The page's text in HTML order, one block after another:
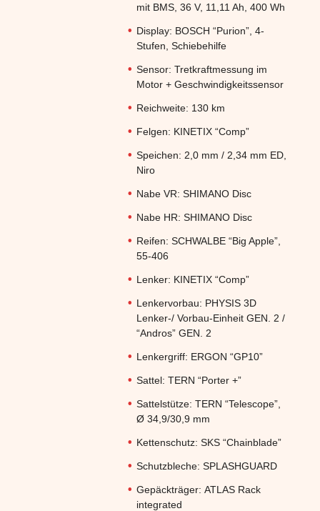
mit BMS, 36 V, 11,11 Ah, 400 Wh
Display: BOSCH “Purion”, 4-
Stufen, Schiebehilfe
Sensor:Tretkraftmessung im
Motor + Geschwindigkeitssensor
Reichweite: 130 km
Felgen: KINETIX “Comp”
Speichen: 2,0 mm / 2,34 mm ED,
Niro
Nabe VR:SHIMANO Disc
Nabe HR:SHIMANO Disc
Reifen:SCHWALBE “Big Apple”,
55-406
Lenker: KINETIX “Comp”
Lenkervorbau: PHYSIS 3D
Lenker-/ Vorbau-Einheit GEN. 2 /
“Andros” GEN. 2
Lenkergriff: ERGON “GP10”
Sattel:TERN “Porter +”
Sattelstütze:TERN “Telescope”,
Ø 34,9/30,9 mm
Kettenschutz:SKS “Chainblade”
Schutzbleche:SPLASHGUARD
Gepäckträger:ATLAS Rack
integrated